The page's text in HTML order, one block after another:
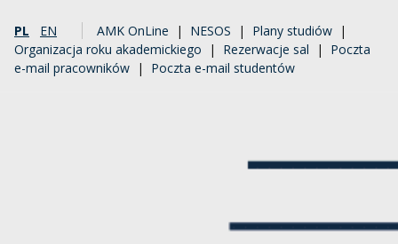
PL EN AMK OnLine | NESOS | Plany studiów |
Organizacja roku akademickiego | Rezerwacje sal | Poczta
e-mail pracowników | Poczta e-mail studentów